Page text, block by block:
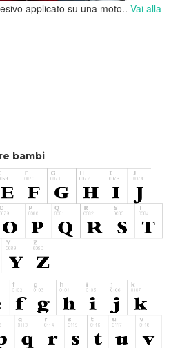
applicato su una moto.. Vai alla
bambi